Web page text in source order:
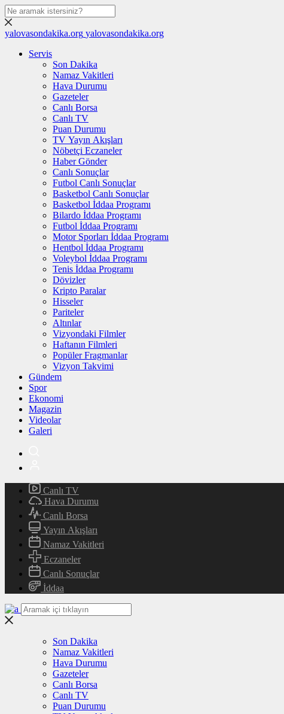
yalovasondakika.org yalovasondakika.org
Servis
Son Dakika
Namaz Vakitleri
Hava Durumu
Gazeteler
Canlı Borsa
Canlı TV
Puan Durumu
TV Yayın Akışları
Nöbetçi Eczaneler
Haber Gönder
Canlı Sonuçlar
Futbol Canlı Sonuçlar
Basketbol Canlı Sonuçlar
Basketbol İddaa Programı
Bilardo İddaa Programı
Futbol İddaa Programı
Motor Sporları İddaa Programı
Hentbol İddaa Programı
Voleybol İddaa Programı
Tenis İddaa Programı
Dövizler
Kripto Paralar
Hisseler
Pariteler
Altınlar
Vizyondaki Filmler
Haftanın Filmleri
Popüler Fragmanlar
Vizyon Takvimi
Gündem
Spor
Ekonomi
Magazin
Videolar
Galeri
Canlı TV
Hava Durumu
Canlı Borsa
Yayın Akışları
Namaz Vakitleri
Eczaneler
Canlı Sonuçlar
İddaa
Son Dakika
Namaz Vakitleri
Hava Durumu
Gazeteler
Canlı Borsa
Canlı TV
Puan Durumu